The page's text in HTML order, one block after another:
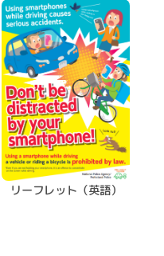
リーフレット（英語）